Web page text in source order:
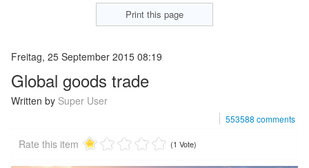
Print this page
Freitag, 25 September 2015 08:19
Global goods trade
Written by Super User
553588 comments
Rate this item (1 Vote)